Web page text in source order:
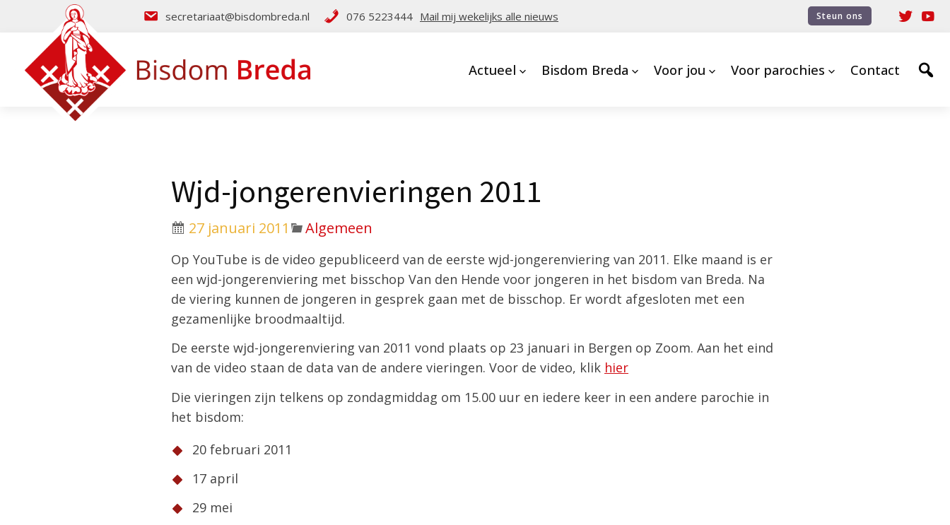
secretariaat@bisdombreda.nl 076 5223444 Mail mij wekelijks alle nieuws Steun ons
Actueel Bisdom Breda Voor jou Voor parochies Contact
Wjd-jongerenvieringen 2011
27 januari 2011 Algemeen
Op YouTube is de video gepubliceerd van de eerste wjd-jongerenviering van 2011. Elke maand is er
een wjd-jongerenviering met bisschop Van den Hende voor jongeren in het bisdom van Breda. Na
de viering kunnen de jongeren in gesprek gaan met de bisschop. Er wordt afgesloten met een
gezamenlijke broodmaaltijd.
De eerste wjd-jongerenviering van 2011 vond plaats op 23 januari in Bergen op Zoom. Aan het eind
van de video staan de data van de andere vieringen. Voor de video, klik hier
Die vieringen zijn telkens op zondagmiddag om 15.00 uur en iedere keer in een andere parochie in
het bisdom:
20 februari 2011
17 april
29 mei